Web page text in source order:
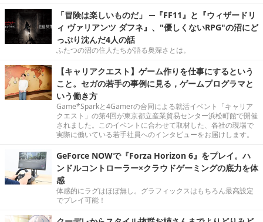
「冒険は楽しいものだ」 ─『FF11』と『ウィザードリ
ィ ヴァリアンツ ダフネ』、"優しくないRPG"の沼にど
っぷり沈んだ4人の話
ふたつの沼の住人たちが語る奥深さとは。
【キャリアクエスト】ゲーム作りを仕事にするという
こと。セガの若手の事例に見る，ゲームプログラマと
いう働き方
Game*Sparkと4Gamerの合同による就活イベント「キャリア
クエスト」の第4回が東京都立産業貿易センター浜松町館で開催
されました。このイベントに合わせて取材した、各社の現場で
実際に働いている若手社員へのインタビューをお届けします。
GeForce NOWで『Forza Horizon 6』をプレイ。ハ
ンドルコントローラー×クラウドゲーミングの底力を体
感
体感的にラグはほぼ無し。グラフィックスはもちろん最高設定
でプレイ可能！